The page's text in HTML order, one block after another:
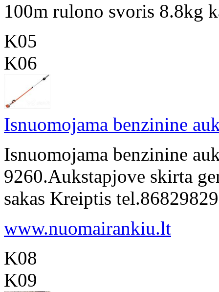
100m rulono svoris 8.8kg
K05
K06
Isnuomojama benzinine
Isnuomojama benzinine
9260.Aukstapjove skirta
sakas Kreiptis
www.nuomairankiu.lt
K08
K09